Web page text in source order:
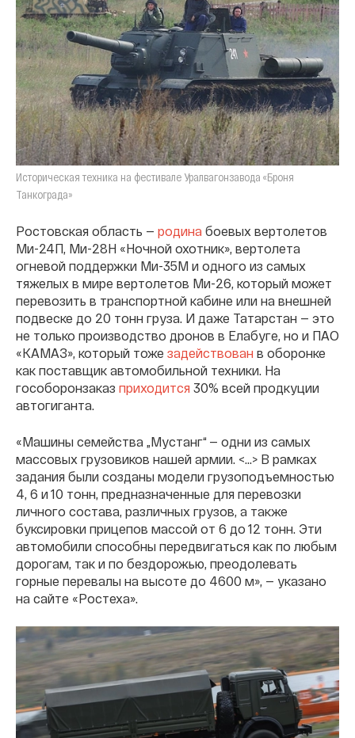
Историческая техника на фестивале Уралвагонзавода «Броня
Танкограда»
Ростовская область — родина боевых вертолетов
Ми-24П, Ми-28Н «Ночной охотник», вертолета
огневой поддержки Ми-35М и одного из самых
тяжелых в мире вертолетов Ми-26, который может
перевозить в транспортной кабине или на внешней
подвеске до 20 тонн груза. И даже Татарстан — это
не только производство дронов в Елабуге, но и ПАО
«КАМАЗ», который тоже задействован в оборонке
как поставщик автомобильной техники. На
гособоронзаказ приходится 30% всей продкуции
автогиганта.
«Машины семейства „Мустанг“ — одни из самых
массовых грузовиков нашей армии. <...> В рамках
задания были созданы модели грузоподъемностью
4, 6 и 10 тонн, предназначенные для перевозки
личного состава, различных грузов, а также
буксировки прицепов массой от 6 до 12 тонн. Эти
автомобили способны передвигаться как по любым
дорогам, так и по бездорожью, преодолевать
горные перевалы на высоте до 4600 м», — указано
на сайте «Ростеха».